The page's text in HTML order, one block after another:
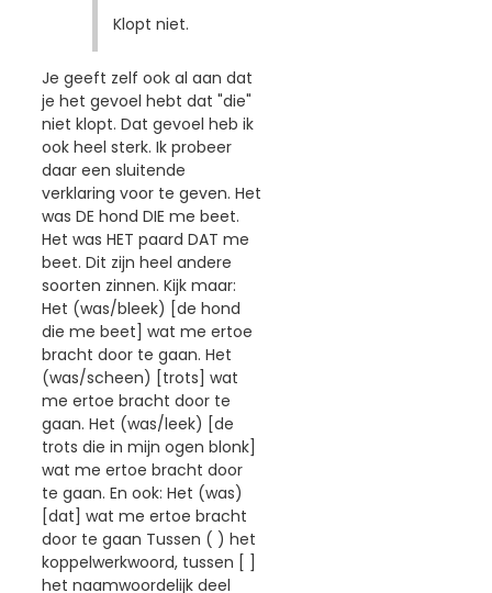
Klopt niet.
Je geeft zelf ook al aan dat
je het gevoel hebt dat "die"
niet klopt. Dat gevoel heb ik
ook heel sterk. Ik probeer
daar een sluitende
verklaring voor te geven. Het
was DE hond DIE me beet.
Het was HET paard DAT me
beet. Dit zijn heel andere
soorten zinnen. Kijk maar:
Het (was/bleek) [de hond
die me beet] wat me ertoe
bracht door te gaan. Het
(was/scheen) [trots] wat
me ertoe bracht door te
gaan. Het (was/leek) [de
trots die in mijn ogen blonk]
wat me ertoe bracht door
te gaan. En ook: Het (was)
[dat] wat me ertoe bracht
door te gaan Tussen ( ) het
koppelwerkwoord, tussen [ ]
het naamwoordelijk deel